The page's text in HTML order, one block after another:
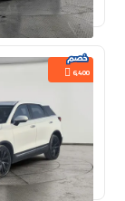
6,400
مستعملة 68,650 كم